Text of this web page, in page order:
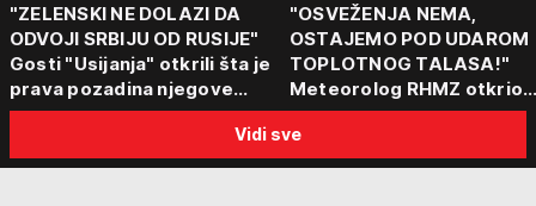
"ZELENSKI NE DOLAZI DA
ODVOJI SRBIJU OD RUSIJE"
Gosti "Usijanja" otkrili šta je
prava pozadina njegove
posete Beogradu
"OSVEŽENJA NEMA,
OSTAJEMO POD UDAROM
TOPLOTNOG TALASA!"
Meteorolog RHMZ otkrio
kakvo vreme nas čeka do
kraja avgusta
Vidi sve